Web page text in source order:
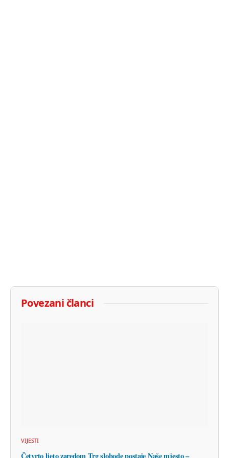
Povezani članci
VIJESTI
Četvrto ljeto zaredom Trg slobode postaje Naše mjesto –